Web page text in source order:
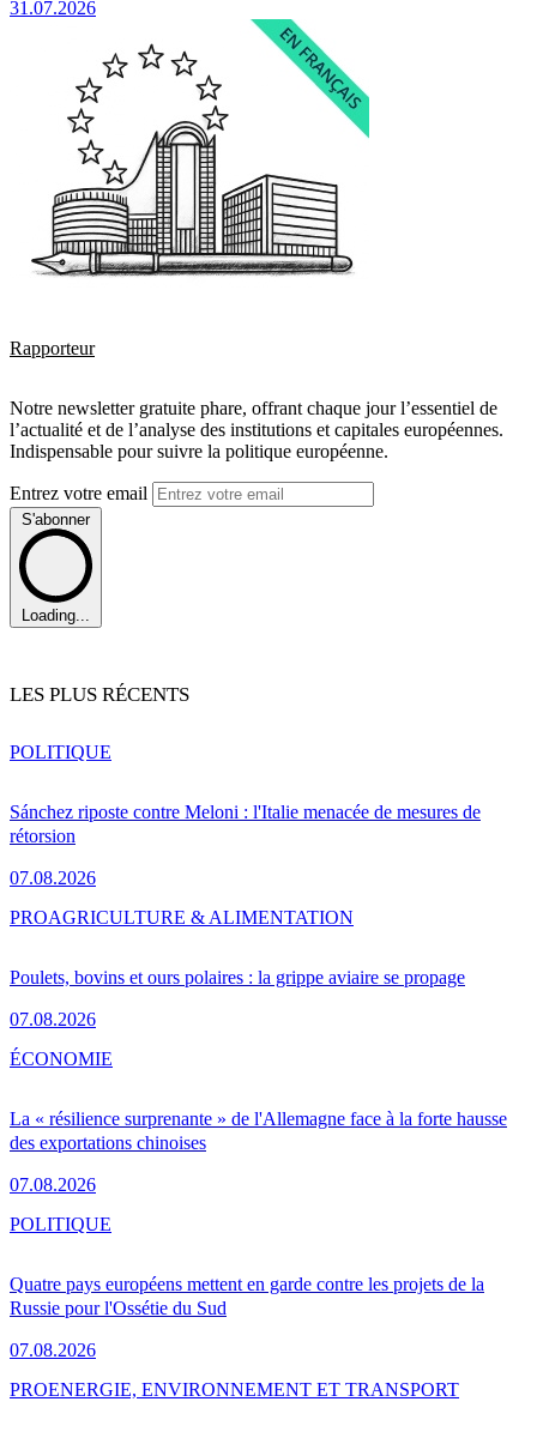
31.07.2026
Rapporteur
Notre newsletter gratuite phare, offrant chaque jour l’essentiel de
l’actualité et de l’analyse des institutions et capitales européennes.
Indispensable pour suivre la politique européenne.
Entrez votre email
S'abonner
Loading...
LES PLUS RÉCENTS
Sánchez riposte contre Meloni : l'Italie menacée de mesures de
rétorsion
07.08.2026
POLITIQUE
Poulets, bovins et ours polaires : la grippe aviaire se propage
07.08.2026
PROAGRICULTURE & ALIMENTATION
La « résilience surprenante » de l'Allemagne face à la forte hausse
des exportations chinoises
07.08.2026
ÉCONOMIE
Quatre pays européens mettent en garde contre les projets de la
Russie pour l'Ossétie du Sud
07.08.2026
POLITIQUE
PROENERGIE, ENVIRONNEMENT ET TRANSPORT